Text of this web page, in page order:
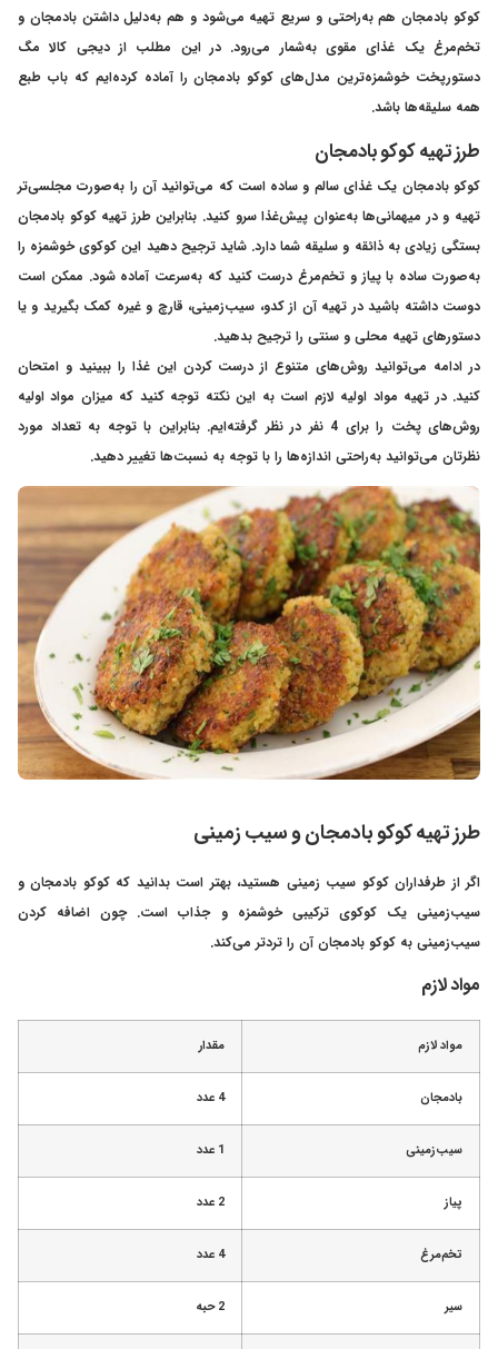
کوکو بادمجان هم به‌راحتی و سریع تهیه می‌شود و هم به‌دلیل داشتن بادمجان و
تخم‌مرغ یک غذای مقوی به‌شمار می‌رود. در این مطلب از دیجی کالا مگ
دستورپخت خوشمزه‌ترین مدل‌های کوکو بادمجان را آماده کرده‌ایم که باب طبع
همه سلیقه‌ها باشد.
طرز تهیه کوکو بادمجان
کوکو بادمجان یک غذای سالم و ساده است که می‌توانید آن را به‌صورت مجلسی‌تر
تهیه و در میهمانی‌ها به‌عنوان پیش‌غذا سرو کنید. بنابراین طرز تهیه کوکو بادمجان
بستگی زیادی به ذائقه و سلیقه شما دارد. شاید ترجیح دهید این کوکوی خوشمزه را
به‌صورت ساده با پیاز و تخم‌مرغ درست کنید که به‌سرعت آماده شود. ممکن است
دوست داشته باشید در تهیه آن از کدو، سیب‌زمینی، قارچ و غیره کمک بگیرید و یا
دستورهای تهیه محلی و سنتی را ترجیح بدهید.
در ادامه می‌توانید روش‌های متنوع از درست کردن این غذا را ببینید و امتحان
کنید. در تهیه مواد اولیه لازم است به این نکته توجه کنید که میزان مواد اولیه
روش‌های پخت را برای 4 نفر در نظر گرفته‌ایم. بنابراین با توجه به تعداد مورد
نظرتان می‌توانید به‌راحتی اندازه‌ها را با توجه به نسبت‌ها تغییر دهید.
طرز تهیه کوکو بادمجان و سیب زمینی
اگر از طرفداران کوکو سیب زمینی هستید، بهتر است بدانید که کوکو بادمجان و
سیب‌زمینی یک کوکوی ترکیبی خوشمزه و جذاب است. چون اضافه کردن
سیب‌زمینی به کوکو بادمجان آن را تردتر می‌کند.
مواد لازم
مواد لازم مقدار
بادمجان 4 عدد
سیب‌زمینی 1 عدد
پیاز 2 عدد
تخم‌مرغ 4 عدد
سیر 2 حبه